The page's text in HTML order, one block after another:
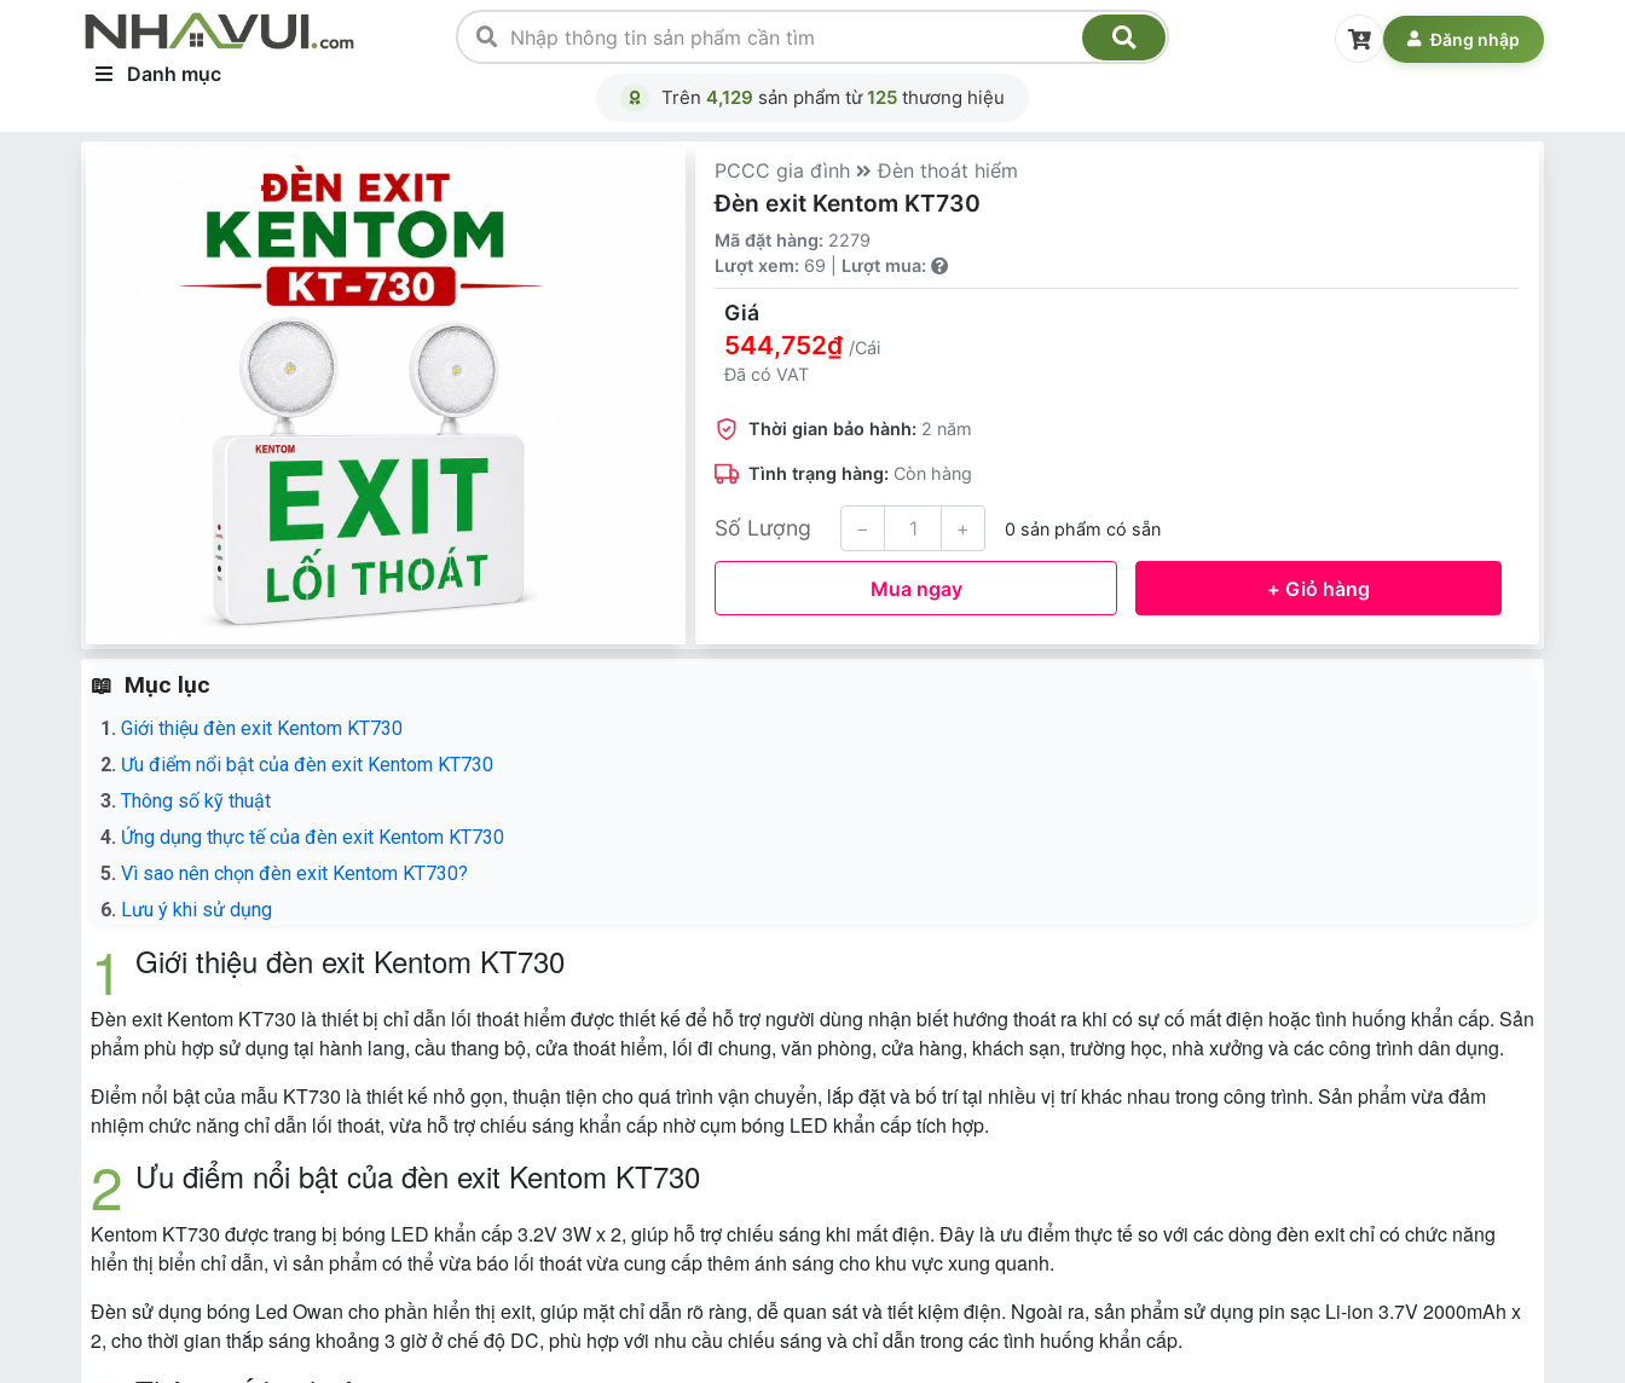
Danh mục
Trên 4,129 sản phẩm từ125 thương hiệu
Đăng nhập
PCCC gia đình Đèn thoát hiểm
Đèn exit Kentom KT730
Mã đặt hàng: 2279
Lượt xem: 69 | Lượt mua:
Giá
544,752₫ /Cái
Đã có VAT
Thời gian bảo hành: 2 năm
Tình trạng hàng: Còn hàng
Số Lượng − + 0 sản phẩm có sẵn
Mua ngay + Giỏ hàng
Mục lục
Giới thiệu đèn exit Kentom KT730
Ưu điểm nổi bật của đèn exit Kentom KT730
Thông số kỹ thuật
Ứng dụng thực tế của đèn exit Kentom KT730
Vì sao nên chọn đèn exit Kentom KT730?
Lưu ý khi sử dụng
Giới thiệu đèn exit Kentom KT730
Đèn exit Kentom KT730 là thiết bị chỉ dẫn lối thoát hiểm được thiết kế để hỗ trợ người dùng nhận biết hướng thoát ra khi có sự cố mất điện hoặc tình huống khẩn cấp. Sản
phẩm phù hợp sử dụng tại hành lang, cầu thang bộ, cửa thoát hiểm, lối đi chung, văn phòng, cửa hàng, khách sạn, trường học, nhà xưởng và các công trình dân dụng.
Điểm nổi bật của mẫu KT730 là thiết kế nhỏ gọn, thuận tiện cho quá trình vận chuyển, lắp đặt và bố trí tại nhiều vị trí khác nhau trong công trình. Sản phẩm vừa đảm
nhiệm chức năng chỉ dẫn lối thoát, vừa hỗ trợ chiếu sáng khẩn cấp nhờ cụm bóng LED khẩn cấp tích hợp.
Ưu điểm nổi bật của đèn exit Kentom KT730
Kentom KT730 được trang bị bóng LED khẩn cấp 3.2V 3W x 2, giúp hỗ trợ chiếu sáng khi mất điện. Đây là ưu điểm thực tế so với các dòng đèn exit chỉ có chức năng
hiển thị biển chỉ dẫn, vì sản phẩm có thể vừa báo lối thoát vừa cung cấp thêm ánh sáng cho khu vực xung quanh.
Đèn sử dụng bóng Led Owan cho phần hiển thị exit, giúp mặt chỉ dẫn rõ ràng, dễ quan sát và tiết kiệm điện. Ngoài ra, sản phẩm sử dụng pin sạc Li-ion 3.7V 2000mAh x
2, cho thời gian thắp sáng khoảng 3 giờ ở chế độ DC, phù hợp với nhu cầu chiếu sáng và chỉ dẫn trong các tình huống khẩn cấp.